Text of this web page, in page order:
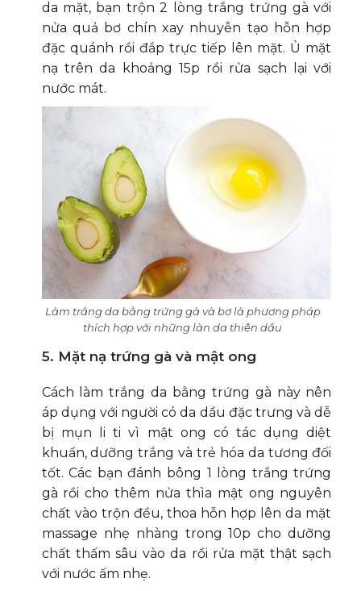
da mặt, bạn trộn 2 lòng trắng trứng gà với
nửa quả bơ chín xay nhuyễn tạo hỗn hợp
đặc quánh rồi đắp trực tiếp lên mặt. Ủ mặt
nạ trên da khoảng 15p rồi rửa sạch lại với
nước mát.
Làm trắng da bằng trứng gà và bơ là phương pháp
thích hợp với những làn da thiên dầu
5. Mặt nạ trứng gà và mật ong
Cách làm trắng da bằng trứng gà này nên
áp dụng với người có da dầu đặc trưng và dễ
bị mụn li ti vì mật ong có tác dụng diệt
khuẩn, dưỡng trắng và trẻ hóa da tương đối
tốt. Các bạn đánh bông 1 lòng trắng trứng
gà rồi cho thêm nửa thìa mật ong nguyên
chất vào trộn đều, thoa hỗn hợp lên da mặt
massage nhẹ nhàng trong 10p cho dưỡng
chất thấm sâu vào da rồi rửa mặt thật sạch
với nước ấm nhẹ.